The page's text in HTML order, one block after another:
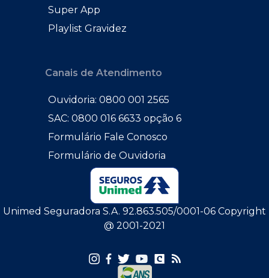
Super App
Playlist Gravidez
Canais de Atendimento
Ouvidoria: 0800 001 2565
SAC: 0800 016 6633 opção 6
Formulário Fale Conosco
Formulário de Ouvidoria
Unimed Seguradora S.A. 92.863.505/0001-06 Copyright
@ 2001-2021